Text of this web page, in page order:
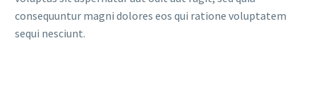
consequuntur magni dolores eos qui ratione voluptatem
sequi nesciunt.